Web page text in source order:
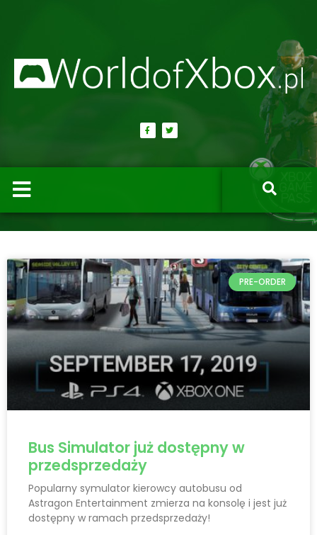
PRE-ORDER
Bus Simulator już dostępny w
przedsprzedaży
Popularny symulator kierowcy autobusu od
Astragon Entertainment zmierza na konsolę i jest już
dostępny w ramach przedsprzedaży!